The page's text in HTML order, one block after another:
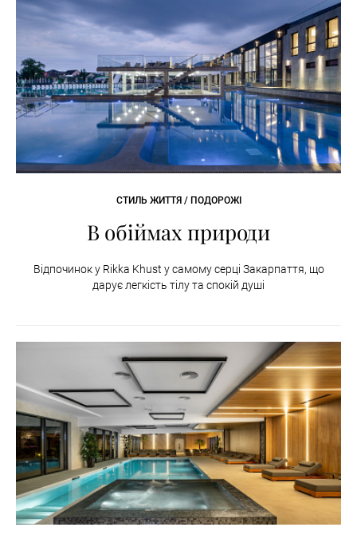
СТИЛЬ ЖИТТЯ / ПОДОРОЖІ
В обіймах природи
Відпочинок у Rikka Khust у самому серці Закарпаття, що
дарує легкість тілу та спокій душі